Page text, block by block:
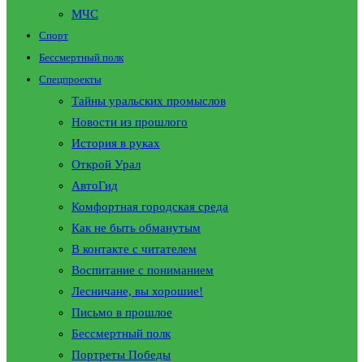
МЧС
Спорт
Бессмертный полк
Спецпроекты
Тайны уральских промыслов
Новости из прошлого
История в руках
Открой Урал
АвтоГид
Комфортная городская среда
Как не быть обманутым
В контакте с читателем
Воспитание с пониманием
Лесничане, вы хорошие!
Письмо в прошлое
Бессмертный полк
Портреты Победы